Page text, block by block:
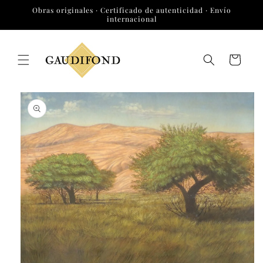
directamente
Obras originales · Certificado de autenticidad · Envío
internacional
Carrito
directamente
información
del producto